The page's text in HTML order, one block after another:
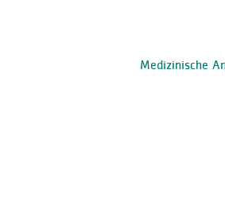
Medizinische